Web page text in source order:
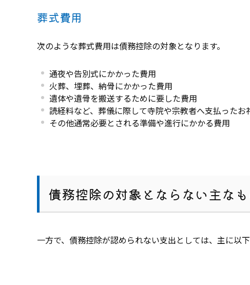
葬式費用
次のような葬式費用は債務控除の対象となります。
通夜や告別式にかかった費用
火葬、埋葬、納骨にかかった費用
遺体や遺骨を搬送するために要した費用
読経料など、葬儀に際して寺院や宗教者へ支払ったお
その他通常必要とされる準備や進行にかかる費用
債務控除の対象とならない主な
一方で、債務控除が認められない支出としては、主に以下